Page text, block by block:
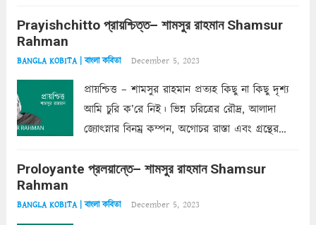
তার সুষমায় পার্থক্য অনেক। তোমাকে সুন্দরী বলা চলে,
Prayishchitto প্রায়শ্চিত্ত– শামসুর রাহমান Shamsur
Rahman
BANGLA KOBITA | বাংলা কবিতা December 5, 2023
প্রায়শ্চিত্ত – শামসুর রাহমান প্রত্যহ কিছু না কিছু দৃশ্য
আমি চুরি ক’রে নিই। ভিন্ন চরিত্রের রৌদ্র, আলাদা
জ্যোৎস্নার বিনম্র কম্পন, অগোচর রাস্তা এবং গ্রন্থের
ছায়াচ্ছন্ন মোহন মিথুন মূর্তি, লোপামুদ্রা ভীষণ বিব্রত
Proloyante প্রলয়ান্তে– শামসুর রাহমান Shamsur
Rahman
BANGLA KOBITA | বাংলা কবিতা December 5, 2023